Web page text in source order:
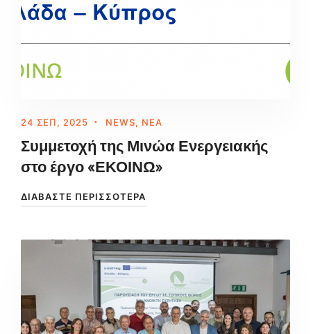
24 ΣΕΠ, 2025 NEWS, ΝΈΑ
Συμμετοχή της Μινώα Ενεργειακής
στο έργο «ΕΚΟΙΝΩ»
ΔΙΑΒΆΣΤΕ ΠΕΡΙΣΣΌΤΕΡΑ